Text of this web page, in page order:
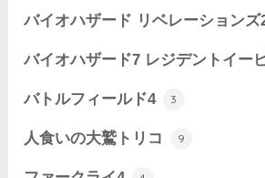
バイオハザード リベレーションズ
バイオハザード7 レジデントイー
バトルフィールド4 3
人食いの大鷲トリコ 9